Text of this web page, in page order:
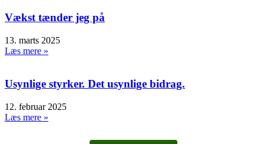
Vækst tænder jeg på
13. marts 2025
Læs mere »
Usynlige styrker. Det usynlige bidrag.
12. februar 2025
Læs mere »